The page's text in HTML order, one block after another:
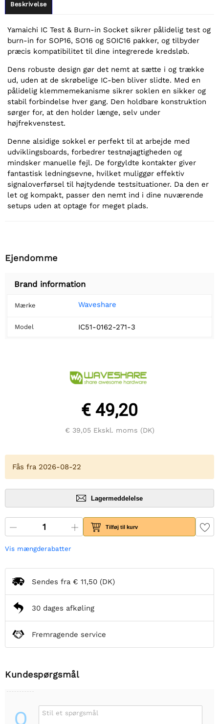
Beskrivelse
Yamaichi IC Test & Burn-in Socket sikrer pålidelig test og
burn-in for SOP16, SO16 og SOIC16 pakker, og tilbyder
præcis kompatibilitet til dine integrerede kredsløb.
Dens robuste design gør det nemt at sætte i og trække
ud, uden at de skrøbelige IC-ben bliver slidte. Med en
pålidelig klemmemekanisme sikrer soklen en sikker og
stabil forbindelse hver gang. Den holdbare konstruktion
sørger for, at den holder længe, selv under
højfrekvenstest.
Denne alsidige sokkel er perfekt til at arbejde med
udviklingsboards, forbedrer testnøjagtigheden og
mindsker manuelle fejl. De forgyldte kontakter giver
fantastisk ledningsevne, hvilket muliggør effektiv
signaloverførsel til højtydende testsituationer. Da den er
let og kompakt, passer den nemt ind i dine nuværende
setups uden at optage for meget plads.
Ejendomme
Brand information
Mærke Waveshare
Model IC51-0162-271-3
€ 49,20
€ 39,05Ekskl. moms (DK)
Fås fra 2026-08-22
Lagermeddelelse
Tilføj til kurv
Vis mængderabatter
Sendes fra € 11,50 (DK)
30 dages afkøling
Fremragende service
Kundespørgsmål
Q Stil et spørgsmål